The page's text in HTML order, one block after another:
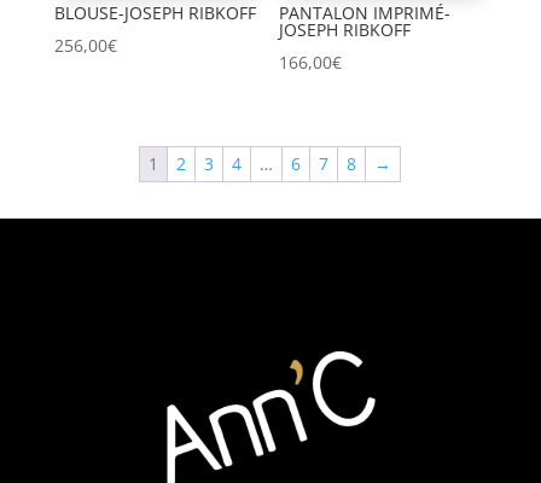
BLOUSE-JOSEPH RIBKOFF
256,00€
PANTALON IMPRIMÉ-
JOSEPH RIBKOFF
166,00€
1 2 3 4 … 6 7 8 →